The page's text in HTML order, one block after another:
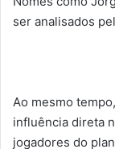
ser analisados
Ao mesmo
influência direta
jogadores do